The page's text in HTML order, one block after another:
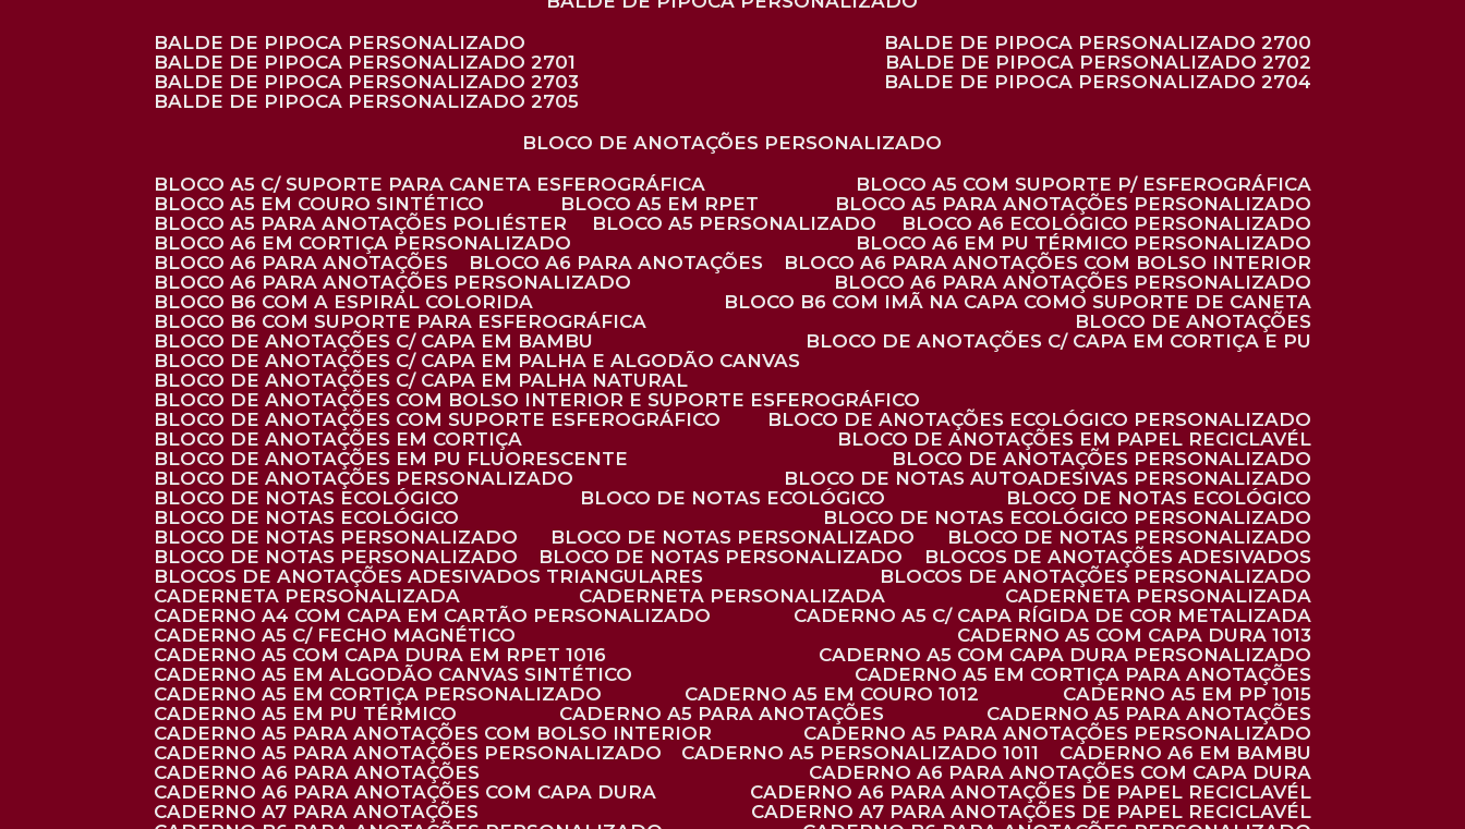
BALDE DE PIPOCA PERSONALIZADO
BALDE DE PIPOCA PERSONALIZADO 2700
BALDE DE PIPOCA PERSONALIZADO 2701
BALDE DE PIPOCA PERSONALIZADO 2702
BALDE DE PIPOCA PERSONALIZADO 2703
BALDE DE PIPOCA PERSONALIZADO 2704
BALDE DE PIPOCA PERSONALIZADO 2705
BLOCO DE ANOTAÇÕES PERSONALIZADO
BLOCO A5 C/ SUPORTE PARA CANETA ESFEROGRÁFICA
BLOCO A5 COM SUPORTE P/ ESFEROGRÁFICA
BLOCO A5 EM COURO SINTÉTICO
BLOCO A5 EM RPET
BLOCO A5 PARA ANOTAÇÕES PERSONALIZADO
BLOCO A5 PARA ANOTAÇÕES POLIÉSTER
BLOCO A5 PERSONALIZADO
BLOCO A6 ECOLÓGICO PERSONALIZADO
BLOCO A6 EM CORTIÇA PERSONALIZADO
BLOCO A6 EM PU TÉRMICO PERSONALIZADO
BLOCO A6 PARA ANOTAÇÕES
BLOCO A6 PARA ANOTAÇÕES
BLOCO A6 PARA ANOTAÇÕES COM BOLSO INTERIOR
BLOCO A6 PARA ANOTAÇÕES PERSONALIZADO
BLOCO A6 PARA ANOTAÇÕES PERSONALIZADO
BLOCO B6 COM A ESPIRAL COLORIDA
BLOCO B6 COM IMÃ NA CAPA COMO SUPORTE DE CANETA
BLOCO B6 COM SUPORTE PARA ESFEROGRÁFICA
BLOCO DE ANOTAÇÕES
BLOCO DE ANOTAÇÕES C/ CAPA EM BAMBU
BLOCO DE ANOTAÇÕES C/ CAPA EM CORTIÇA E PU
BLOCO DE ANOTAÇÕES C/ CAPA EM PALHA E ALGODÃO CANVAS
BLOCO DE ANOTAÇÕES C/ CAPA EM PALHA NATURAL
BLOCO DE ANOTAÇÕES COM BOLSO INTERIOR E SUPORTE ESFEROGRÁFICO
BLOCO DE ANOTAÇÕES COM SUPORTE ESFEROGRÁFICO
BLOCO DE ANOTAÇÕES ECOLÓGICO PERSONALIZADO
BLOCO DE ANOTAÇÕES EM CORTIÇA
BLOCO DE ANOTAÇÕES EM PAPEL RECICLAVÉL
BLOCO DE ANOTAÇÕES EM PU FLUORESCENTE
BLOCO DE ANOTAÇÕES PERSONALIZADO
BLOCO DE ANOTAÇÕES PERSONALIZADO
BLOCO DE NOTAS AUTOADESIVAS PERSONALIZADO
BLOCO DE NOTAS ECOLÓGICO
BLOCO DE NOTAS ECOLÓGICO
BLOCO DE NOTAS ECOLÓGICO
BLOCO DE NOTAS ECOLÓGICO
BLOCO DE NOTAS ECOLÓGICO PERSONALIZADO
BLOCO DE NOTAS PERSONALIZADO
BLOCO DE NOTAS PERSONALIZADO
BLOCO DE NOTAS PERSONALIZADO
BLOCO DE NOTAS PERSONALIZADO
BLOCO DE NOTAS PERSONALIZADO
BLOCOS DE ANOTAÇÕES ADESIVADOS
BLOCOS DE ANOTAÇÕES ADESIVADOS TRIANGULARES
BLOCOS DE ANOTAÇÕES PERSONALIZADO
CADERNETA PERSONALIZADA
CADERNETA PERSONALIZADA
CADERNETA PERSONALIZADA
CADERNO A4 COM CAPA EM CARTÃO PERSONALIZADO
CADERNO A5 C/ CAPA RÍGIDA DE COR METALIZADA
CADERNO A5 C/ FECHO MAGNÉTICO
CADERNO A5 COM CAPA DURA 1013
CADERNO A5 COM CAPA DURA EM RPET 1016
CADERNO A5 COM CAPA DURA PERSONALIZADO
CADERNO A5 EM ALGODÃO CANVAS SINTÉTICO
CADERNO A5 EM CORTIÇA PARA ANOTAÇÕES
CADERNO A5 EM CORTIÇA PERSONALIZADO
CADERNO A5 EM COURO 1012
CADERNO A5 EM PP 1015
CADERNO A5 EM PU TÉRMICO
CADERNO A5 PARA ANOTAÇÕES
CADERNO A5 PARA ANOTAÇÕES
CADERNO A5 PARA ANOTAÇÕES COM BOLSO INTERIOR
CADERNO A5 PARA ANOTAÇÕES PERSONALIZADO
CADERNO A5 PARA ANOTAÇÕES PERSONALIZADO
CADERNO A5 PERSONALIZADO 1011
CADERNO A6 EM BAMBU
CADERNO A6 PARA ANOTAÇÕES
CADERNO A6 PARA ANOTAÇÕES COM CAPA DURA
CADERNO A6 PARA ANOTAÇÕES COM CAPA DURA
CADERNO A6 PARA ANOTAÇÕES DE PAPEL RECICLAVÉL
CADERNO A7 PARA ANOTAÇÕES
CADERNO A7 PARA ANOTAÇÕES DE PAPEL RECICLAVÉL